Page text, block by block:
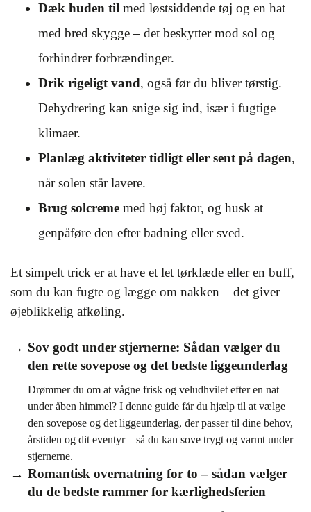
Dæk huden til med løstsiddende tøj og en hat
med bred skygge – det beskytter mod sol og
forhindrer forbrændinger.
Drik rigeligt vand, også før du bliver tørstig.
Dehydrering kan snige sig ind, især i fugtige
klimaer.
Planlæg aktiviteter tidligt eller sent på dagen,
når solen står lavere.
Brug solcreme med høj faktor, og husk at
genpåføre den efter badning eller sved.
Et simpelt trick er at have et let tørklæde eller en buff,
som du kan fugte og lægge om nakken – det giver
øjeblikkelig afkøling.
Sov godt under stjernerne: Sådan vælger du
den rette sovepose og det bedste liggeunderlag
Drømmer du om at vågne frisk og veludhvilet efter en nat
under åben himmel? I denne guide får du hjælp til at vælge
den sovepose og det liggeunderlag, der passer til dine behov,
årstiden og dit eventyr – så du kan sove trygt og varmt under
stjernerne.
Romantisk overnatning for to – sådan vælger
du de bedste rammer for kærlighedsferien